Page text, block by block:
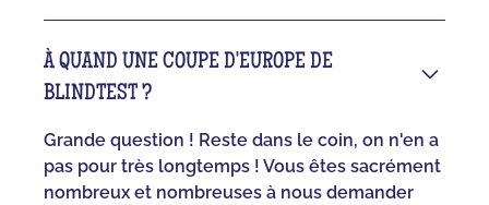
À QUAND UNE COUPE D'EUROPE DE
BLINDTEST ?
Grande question ! Reste dans le coin, on n'en a
pas pour très longtemps ! Vous êtes sacrément
nombreux et nombreuses à nous demander